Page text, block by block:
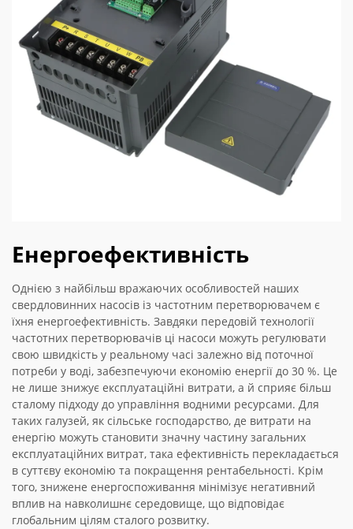
Енергоефективність
Однією з найбільш вражаючих особливостей наших
свердловинних насосів із частотним перетворювачем є
їхня енергоефективність. Завдяки передовій технології
частотних перетворювачів ці насоси можуть регулювати
свою швидкість у реальному часі залежно від поточної
потреби у воді, забезпечуючи економію енергії до 30 %. Це
не лише знижує експлуатаційні витрати, а й сприяє більш
сталому підходу до управління водними ресурсами. Для
таких галузей, як сільське господарство, де витрати на
енергію можуть становити значну частину загальних
експлуатаційних витрат, така ефективність перекладається
в суттєву економію та покращення рентабельності. Крім
того, знижене енергоспоживання мінімізує негативний
вплив на навколишнє середовище, що відповідає
глобальним цілям сталого розвитку.